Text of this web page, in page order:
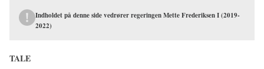
Indholdet på denne side vedrører regeringen Mette Frederiksen I (2019-
2022)
TALE